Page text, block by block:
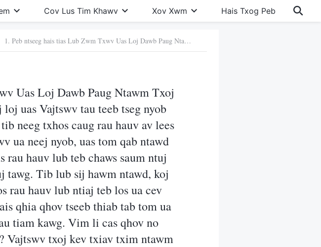
Cov Lus Tim Khawv Xov Xwm Hais Txog Peb
1. Peb ntseeg hais tias Lub Zwm Txwv Uas Loj Dawb Paug Ntawm Txoj Kev Txiav Txim yog hais txog ib lub rooj loj uas Vajtswv tau teeb tseg nyob rau saum ntuj ceeb tsheej, kom txhua tus tib neeg txhos caug rau hauv av lees tej kev txhaum uas lawv tau ua thaum lawv ua neej nyob, uas tom qab ntawd Vajtswv txiav txim seb lawv tau nkag mus rau hauv lub teb chaws saum ntuj ceeb tsheej los sis poob mus rau hauv ntuj tawg. Tib lub sij hawm ntawd, koj ua tim khawv hais tias Vajtswv twb tau los rau hauv lub ntiaj teb los ua cev nqaij daim tawv thiab tias Nws tab tom hais qhia qhov tseeb thiab tab tom ua tes dej num ntawm kev txiav txim nyob rau tiam kawg. Vim li cas qhov no thiaj li txawv ntawm peb txoj kev to taub? Vajtswv txoj kev txiav txim ntawm tiam kawg yog dab tsi tiag?
Uas Loj Dawb Paug Ntawm Txoj
uas Vajtswv tau teeb tseg nyob
neeg txhos caug rau hauv av lees
ua neej nyob, uas tom qab ntawd
hauv lub teb chaws saum ntuj
tawg. Tib lub sij hawm ntawd, koj
rau hauv lub ntiaj teb los ua cev
qhia qhov tseeb thiab tab tom ua
tiam kawg. Vim li cas qhov no
Vajtswv txoj kev txiav txim ntawm